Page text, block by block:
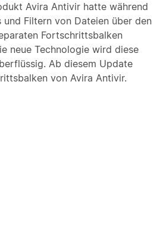
Avira Antivir hatte während
und Filtern von Dateien über den
Fortschrittsbalken
neue Technologie wird diese
Ab diesem Update
von Avira Antivir.